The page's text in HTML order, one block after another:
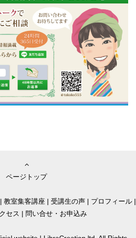
ページトップ
| 教室集客講座 | 受講生の声 | プロフィール |
セス | 問い合せ・お申込み